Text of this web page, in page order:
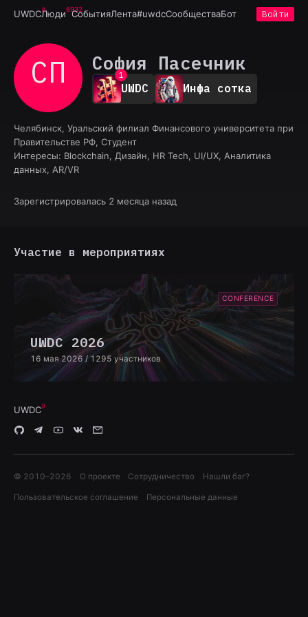
UWDCЛюди6932
СобытияЛента#uwdcСообществаБот Войти
СП София Пасечник
0
1
2
3
5
6
7
UWDC Инфа сотка
Челябинск, Уральский филиал Финансового университета при
Правительстве РФ, Студент
Интересы: Blockchain, Дизайн, HR Tech, UI/UX, Аналитика
данных, AR/VR
Зарегистрировалась 2 месяца назад
Участие в мероприятиях
CONFERENCE
UWDC 2026
16 мая 2026 / 1295 участников
UWDC
© 2010–2026 О проекте Сотрудничество Нашли баг?
Пользовательское соглашение Персональные данные